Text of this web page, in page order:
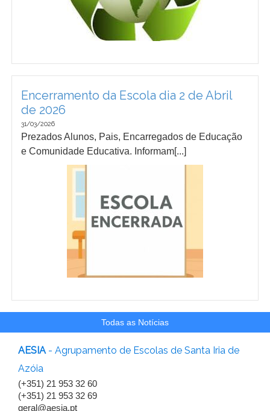
Encerramento da Escola dia 2 de Abril
de 2026
31/03/2026
Prezados Alunos, Pais, Encarregados de Educação
e Comunidade Educativa. Informam[...]
Todas as Notícias
AESIA- Agrupamento de Escolas de Santa Iria de
Azóia
(+351) 21 953 32 60
(+351) 21 953 32 69
geral@aesia.pt